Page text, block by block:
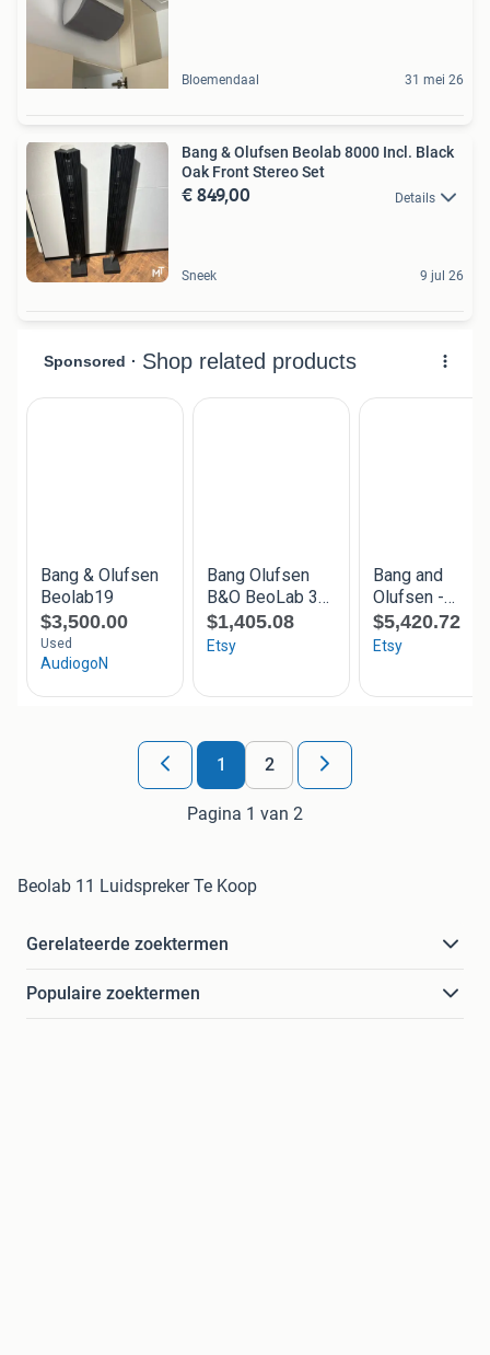
Bloemendaal 31 mei 26
Bang & Olufsen Beolab 8000 Incl. Black
Oak Front Stereo Set
€ 849,00 Details
Sneek 9 jul 26
1 2
Pagina 1 van 2
Beolab 11 Luidspreker Te Koop
Gerelateerde zoektermen
Populaire zoektermen